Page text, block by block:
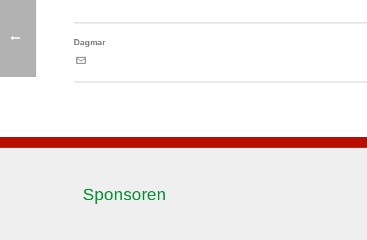
Dagmar
Sponsoren